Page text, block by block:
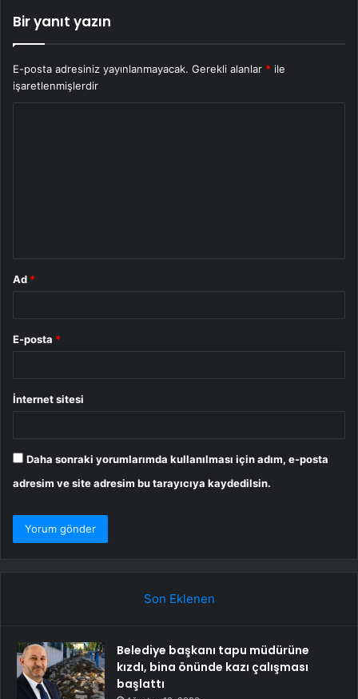
Bir yanıt yazın
E-posta adresiniz yayınlanmayacak. Gerekli alanlar * ile
işaretlenmişlerdir
Ad *
E-posta *
İnternet sitesi
Daha sonraki yorumlarımda kullanılması için adım, e-posta
adresim ve site adresim bu tarayıcıya kaydedilsin.
Son Eklenen
Belediye başkanı tapu müdürüne
kızdı, bina önünde kazı çalışması
başlattı